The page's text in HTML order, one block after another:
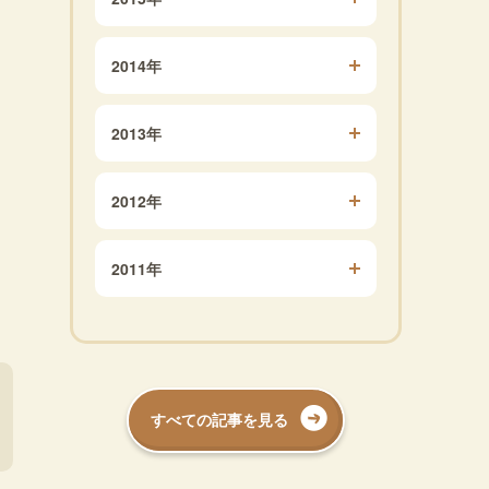
2014年
2013年
2012年
2011年
すべての記事を見る